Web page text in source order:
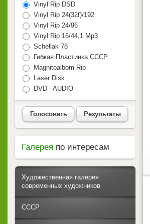
Vinyl Rip DSD
Vinyl Rip 24(32f)/192
Vinyl Rip 24/96
Vinyl Rip 16/44,1 Mp3
Schellak 78
Гибкая Пластинка СССР
Magnitoalbom Rip
Laser Disk
DVD - AUDIO
Голосовать Результаты
Галерея по интересам
Художественная галерея
современных художников
СССР